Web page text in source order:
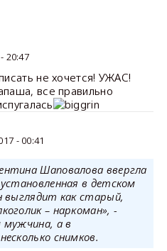
20:47
не хочется! УЖАС!
все правильно
- 00:41
Шаповалова ввергла
в детском
выглядит как старый,
– наркоман», -
мужчина, а в
снимков.